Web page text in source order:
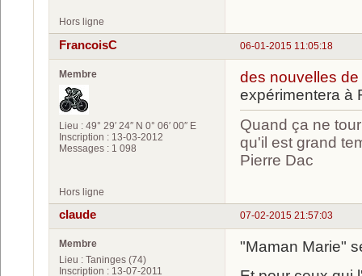
Hors ligne
06-01-2015 11:05:18
FrancoisC
Membre
Lieu : 49° 29′ 24″ N 0° 06′ 00″ E
Inscription : 13-03-2012
Messages : 1 098
des nouvelles
expérimentera à
Quand ça ne
qu'il est grand
Pierre Dac
Hors ligne
07-02-2015 21:57:03
claude
Membre
Lieu : Taninges (74)
Inscription : 13-07-2011
"Maman Marie"